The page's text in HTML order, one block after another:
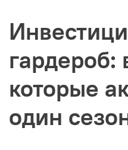
гардероб:
которые
один